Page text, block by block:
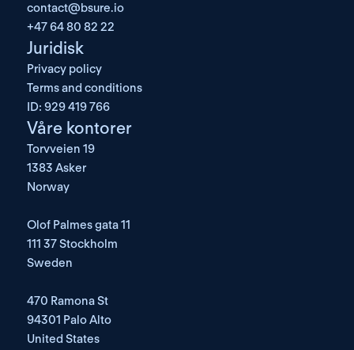
contact@bsure.io
+47 64 80 82 22
Juridisk
Privacy policy
Terms and conditions
ID: 929 419 766
Våre kontorer
Torvveien 19
1383 Asker
Norway
Olof Palmes gata 11
111 37 Stockholm
Sweden
470 Ramona St
94301 Palo Alto
United States